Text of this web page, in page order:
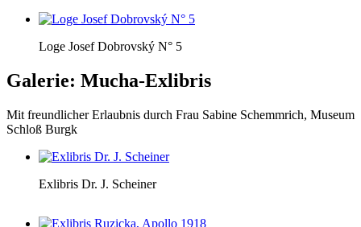
Loge Josef Dobrovský N° 5
Galerie: Mucha-Exlibris
Mit freundlicher Erlaubnis durch Frau Sabine Schemmrich, Museum
Schloß Burgk
Exlibris Dr. J. Scheiner